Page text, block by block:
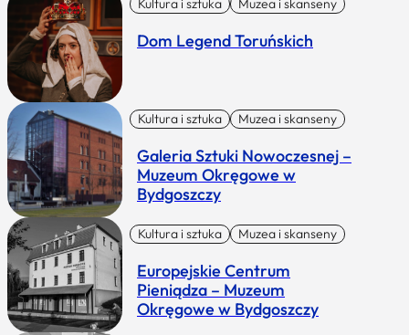
Kultura i sztuka Muzea i skanseny
Dom Legend Toruńskich
Kultura i sztuka Muzea i skanseny
Galeria Sztuki Nowoczesnej –
Muzeum Okręgowe w
Bydgoszczy
Kultura i sztuka Muzea i skanseny
Europejskie Centrum
Pieniądza – Muzeum
Okręgowe w Bydgoszczy